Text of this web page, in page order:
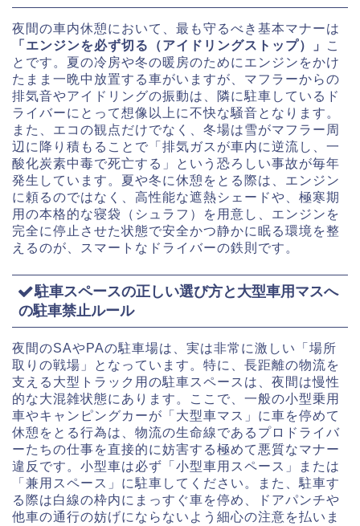
夜間の車内休憩において、最も守るべき基本マナーは
「エンジンを必ず切る（アイドリングストップ）」
こ
とです。夏の冷房や冬の暖房のためにエンジンをかけ
たまま一晩中放置する車がいますが、マフラーからの
排気音やアイドリングの振動は、隣に駐車しているド
ライバーにとって想像以上に不快な騒音となります。
また、エコの観点だけでなく、冬場は雪がマフラー周
辺に降り積もることで「排気ガスが車内に逆流し、一
酸化炭素中毒で死亡する」という恐ろしい事故が毎年
発生しています。夏や冬に休憩をとる際は、エンジン
に頼るのではなく、高性能な遮熱シェードや、極寒期
用の本格的な寝袋（シュラフ）を用意し、エンジンを
完全に停止させた状態で安全かつ静かに眠る環境を整
えるのが、スマートなドライバーの鉄則です。
駐車スペースの正しい選び方と大型車用マスへ
の駐車禁止ルール
夜間のSAやPAの駐車場は、実は非常に激しい「場所
取りの戦場」となっています。特に、長距離の物流を
支える大型トラック用の駐車スペースは、夜間は慢性
的な大混雑状態にあります。ここで、一般の小型乗用
車やキャンピングカーが「大型車マス」に車を停めて
休憩をとる行為は、物流の生命線であるプロドライバ
ーたちの仕事を直接的に妨害する極めて悪質なマナー
違反です。小型車は必ず「小型車用スペース」または
「兼用スペース」に駐車してください。また、駐車す
る際は白線の枠内にまっすぐ車を停め、ドアパンチや
他車の通行の妨げにならないよう細心の注意を払いま